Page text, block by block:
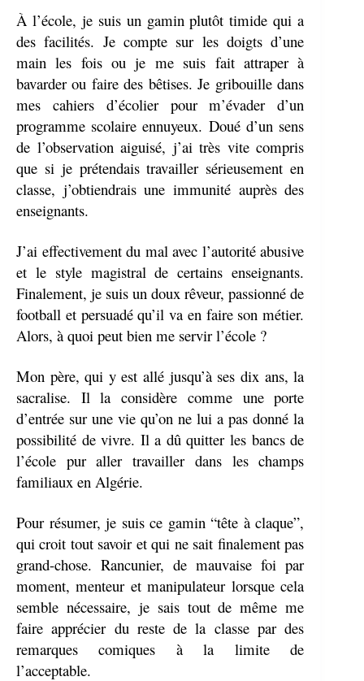
À l’école, je suis un gamin plutôt timide qui a
des facilités. Je compte sur les doigts d’une
main les fois ou je me suis fait attraper à
bavarder ou faire des bêtises. Je gribouille dans
mes cahiers d’écolier pour m’évader d’un
programme scolaire ennuyeux. Doué d’un sens
de l’observation aiguisé, j’ai très vite compris
que si je prétendais travailler sérieusement en
classe, j’obtiendrais une immunité auprès des
enseignants.
J’ai effectivement du mal avec l’autorité abusive
et le style magistral de certains enseignants.
Finalement, je suis un doux rêveur, passionné de
football et persuadé qu’il va en faire son métier.
Alors, à quoi peut bien me servir l’école ?
Mon père, qui y est allé jusqu’à ses dix ans, la
sacralise. Il la considère comme une porte
d’entrée sur une vie qu’on ne lui a pas donné la
possibilité de vivre. Il a dû quitter les bancs de
l’école pur aller travailler dans les champs
familiaux en Algérie.
Pour résumer, je suis ce gamin “tête à claque”,
qui croit tout savoir et qui ne sait finalement pas
grand-chose. Rancunier, de mauvaise foi par
moment, menteur et manipulateur lorsque cela
semble nécessaire, je sais tout de même me
faire apprécier du reste de la classe par des
remarques comiques à la limite de
l’acceptable.